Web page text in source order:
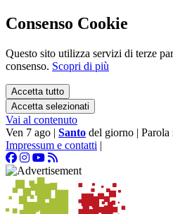
Consenso Cookie
Questo sito utilizza servizi di terze
consenso. Scopri di più
Accetta tutto
Accetta selezionati
Vai al contenuto
Ven 7 ago | Santo del giorno | Parola
Impressum e contatti |